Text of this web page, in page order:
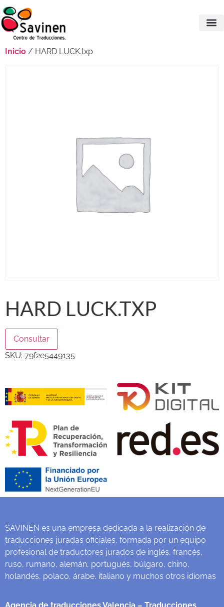
Inicio / HARD LUCK.txp
HARD LUCK.TXP
Consultar
SKU: 79f2e5449135
SAVINEN es una empresa dedicada a la realización de
traducciones juradas oficiales, formada por un equipo
profesional de traductores jurados de inglés, francés,
ruso, rumano, alemán, portugués, búlgaro, chino,
holandés, polaco, árabe, italiano y muchos otros idiomas